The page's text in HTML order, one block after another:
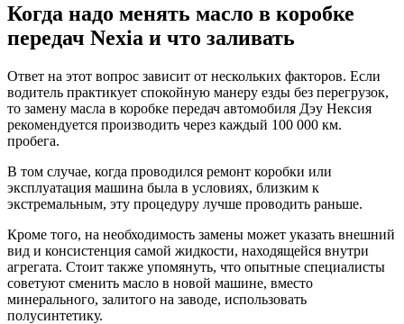
Когда надо менять масло в коробке
передач Nexia и что заливать
Ответ на этот вопрос зависит от нескольких факторов. Если
водитель практикует спокойную манеру езды без перегрузок,
то замену масла в коробке передач автомобиля Дэу Нексия
рекомендуется производить через каждый 100 000 км.
пробега.
В том случае, когда проводился ремонт коробки или
эксплуатация машина была в условиях, близким к
экстремальным, эту процедуру лучше проводить раньше.
Кроме того, на необходимость замены может указать внешний
вид и консистенция самой жидкости, находящейся внутри
агрегата. Стоит также упомянуть, что опытные специалисты
советуют сменить масло в новой машине, вместо
минерального, залитого на заводе, использовать
полусинтетику.